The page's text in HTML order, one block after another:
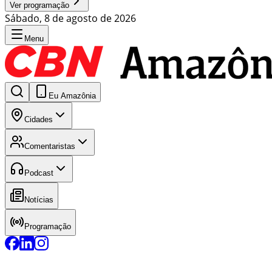
Ver programação
Sábado, 8 de agosto de 2026
Menu
Eu Amazônia
Cidades
Comentaristas
Podcast
Notícias
Programação